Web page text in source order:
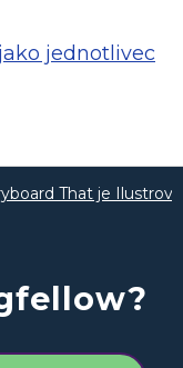
jednotlivec
That je